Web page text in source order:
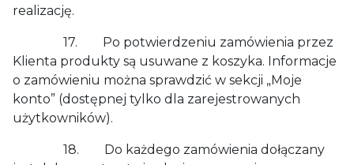
realizację.
17. Po potwierdzeniu zamówienia przez
Klienta produkty są usuwane z koszyka. Informacje
o zamówieniu można sprawdzić w sekcji „Moje
konto” (dostępnej tylko dla zarejestrowanych
użytkowników).
18. Do każdego zamówienia dołączany